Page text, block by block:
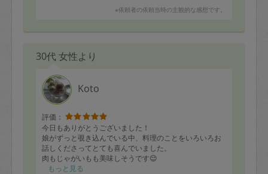
「エビフライ」をオーダーしましたが、どちらも美味し
バナメイエビを用意したので、小ぶりなエビフライです
がプリプリしていて、子供達が喜んで食べています。
※依頼者の依頼当時の主観的な感想です。
30代 女性より
Koto
評価：
今日もありがとうございました！
娘がずっと覗き込んでいる中、料理のことをいろいろお
話しくださってとても喜んでいました。
肉もじゃがいもも美味しそうです😌
もっと見る